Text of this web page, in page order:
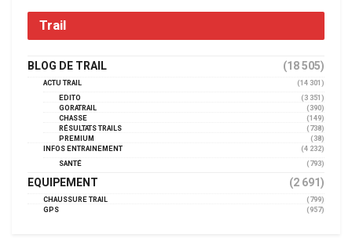
Trail
BLOG DE TRAIL (18 505)
ACTU TRAIL
(14 301)
EDITO
(3 351)
GORATRAIL
(390)
CHASSE
(149)
RÉSULTATS TRAILS
(738)
PREMIUM
(38)
INFOS ENTRAINEMENT
(4 232)
SANTÉ
(793)
EQUIPEMENT (2 691)
CHAUSSURE TRAIL
(799)
GPS
(957)